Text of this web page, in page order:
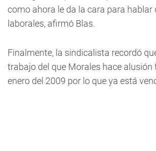
como ahora le da la cara para hablar
laborales, afirmó Blas.
Finalmente, la sindicalista recordó
trabajo del que Morales hace alusión
enero del 2009 por lo que ya está